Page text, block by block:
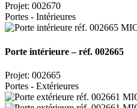
Projet: 002670
Portes - Intérieures
Porte intérieure – réf. 002665
Projet: 002665
Portes - Extérieures